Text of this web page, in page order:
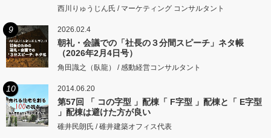
西川りゅうじん氏 / マーケティング コンサルタント
9 2026.02.4
朝礼・会議での「社長の３分間スピーチ」ネタ帳
（2026年2月4日号）
角田識之（臥龍） / 感動経営コンサルタント
10 2014.06.20
第57回 「 コの字型 」配棟「 F字型 」配棟と「 E字型
」配棟は避けた方が良い
碓井民朗氏 / 碓井建築オフィス代表